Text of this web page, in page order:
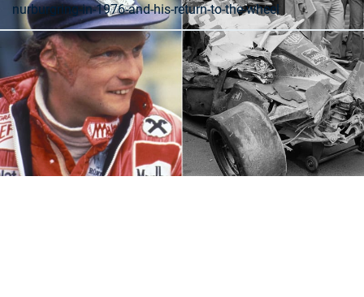
TV Program
Časopis
Sledujte prima+
Přihlášení
nurburgring-in-1976-and-his-return-to-the-wheel
U záznamů nehod z 29. července 1973 a 1. srpna
1976 dodnes mrazí. Připomeňte si
nejnebezpečnější období závodů Formule 1.